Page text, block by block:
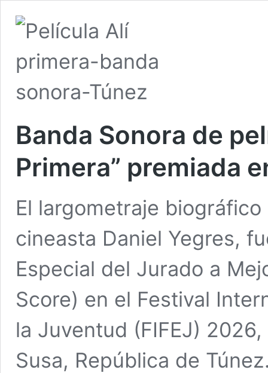
Banda Sonora de
Primera” premiada
El largometraje
cineasta Daniel Yegres,
Especial del Jurado a
Score) en el Festival
la Juventud (FIFEJ)
Susa, República de